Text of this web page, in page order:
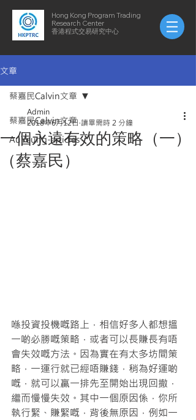
Hong Kong Program Trading
Research Center
​​香港程式交易研究中心
文章
蔡嘉民Calvin文章
AuYeung-articles
蔡嘉民Calvin文章
一個永遠有效的策略（一）
（蔡嘉民）
Admin
2018年6月12日 讀畢需時 2 分鐘
喺投資投機嘅路上，相信好多人都想搵
一啲必勝嘅策略，或者可以長賺長有唔
會失效嘅方法。因為實在有太多坊間策
略，一運行就已經唔賺錢，稍為好運啲
嘅，就可以贏一排先至開始出現回撤，
繼而慢慢失效。其中一個原因係，你所
執行緊、賺緊嘅，背後無原因，例如一